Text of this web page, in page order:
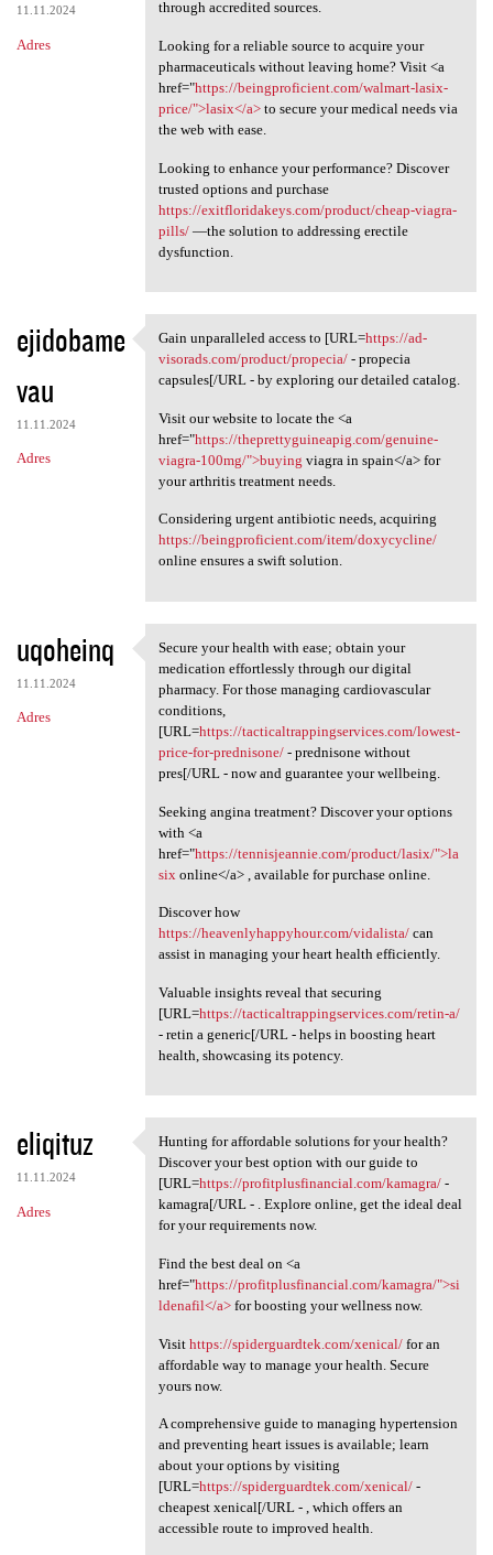
11.11.2024
Adres
through accredited sources.
Looking for a reliable source to acquire your
pharmaceuticals without leaving home? Visit <a
href="https://beingproficient.com/walmart-lasix-
price/">lasix</a>to secure your medical needs via
the web with ease.
Looking to enhance your performance? Discover
trusted options and purchase
https://exitfloridakeys.com/product/cheap-viagra-
pills/—the solution to addressing erectile
dysfunction.
ejidobame
vau
11.11.2024
Adres
Gain unparalleled access to
Gain unparalleled access to [URL=https://ad-
visorads.com/product/propecia/- propecia
capsules[/URL - by exploring our detailed catalog.
Visit our website to locate the <a
href="https://theprettyguineapig.com/genuine-
viagra-100mg/">buying viagra in spain</a> for
your arthritis treatment needs.
Considering urgent antibiotic needs, acquiring
https://beingproficient.com/item/doxycycline/
online ensures a swift solution.
uqoheinq
11.11.2024
Adres
Secure your health with ease;
Secure your health with ease; obtain your
medication effortlessly through our digital
pharmacy. For those managing cardiovascular
conditions,
[URL=https://tacticaltrappingservices.com/lowest-
price-for-prednisone/- prednisone without
pres[/URL - now and guarantee your wellbeing.
Seeking angina treatment? Discover your options
with <a
href="https://tennisjeannie.com/product/lasix/">la
six online</a> , available for purchase online.
Discover how
https://heavenlyhappyhour.com/vidalista/can
assist in managing your heart health efficiently.
Valuable insights reveal that securing
[URL=https://tacticaltrappingservices.com/retin-a/
- retin a generic[/URL - helps in boosting heart
health, showcasing its potency.
eliqituz
11.11.2024
Adres
Hunting for affordable
Hunting for affordable solutions for your health?
Discover your best option with our guide to
[URL=https://profitplusfinancial.com/kamagra/-
kamagra[/URL - . Explore online, get the ideal deal
for your requirements now.
Find the best deal on <a
href="https://profitplusfinancial.com/kamagra/">si
ldenafil</a>for boosting your wellness now.
Visit https://spiderguardtek.com/xenical/for an
affordable way to manage your health. Secure
yours now.
A comprehensive guide to managing hypertension
and preventing heart issues is available; learn
about your options by visiting
[URL=https://spiderguardtek.com/xenical/-
cheapest xenical[/URL - , which offers an
accessible route to improved health.